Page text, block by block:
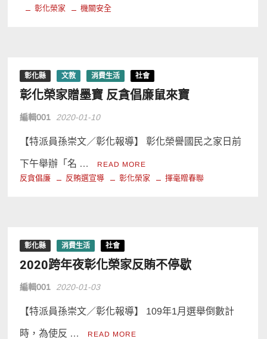
彰化榮家
機關安全
彰化縣 文教 消費生活 社會
彰化榮家贈墨寶 反貪倡廉鼠來寶
編輯001 2020-01-10
【特派員孫崇文／彰化報導】 彰化榮譽國民之家日前
下午舉辦「名 … READ MORE
反貪倡廉 反賄選宣導 彰化榮家 揮毫贈春聯
彰化縣 消費生活 社會
2020跨年夜彰化榮家反賄不停歇
編輯001 2020-01-03
【特派員孫崇文／彰化報導】 109年1月選舉倒數計
時，為使反 … READ MORE